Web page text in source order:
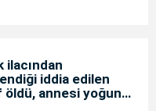
ilacından
iddia edilen
öldü, annesi yoğun